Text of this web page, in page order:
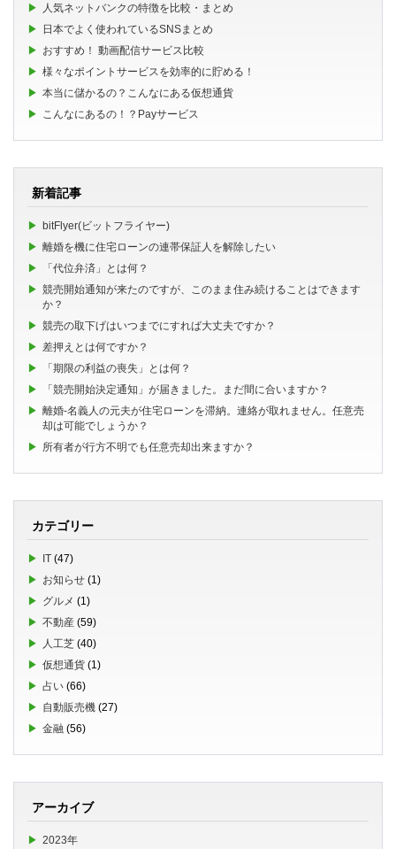
人気ネットバンクの特徴を比較・まとめ
日本でよく使われているSNSまとめ
おすすめ！ 動画配信サービス比較
様々なポイントサービスを効率的に貯める！
本当に儲かるの？こんなにある仮想通貨
こんなにあるの！？Payサービス
新着記事
bitFlyer(ビットフライヤー)
離婚を機に住宅ローンの連帯保証人を解除したい
「代位弁済」とは何？
競売開始通知が来たのですが、このまま住み続けることはできます
か？
競売の取下げはいつまでにすれば大丈夫ですか？
差押えとは何ですか？
「期限の利益の喪失」とは何？
「競売開始決定通知」が届きました。まだ間に合いますか？
離婚-名義人の元夫が住宅ローンを滞納。連絡が取れません。任意売
却は可能でしょうか？
所有者が行方不明でも任意売却出来ますか？
カテゴリー
IT (47)
お知らせ (1)
グルメ (1)
不動産 (59)
人工芝 (40)
仮想通貨 (1)
占い (66)
自動販売機 (27)
金融 (56)
アーカイブ
2023年